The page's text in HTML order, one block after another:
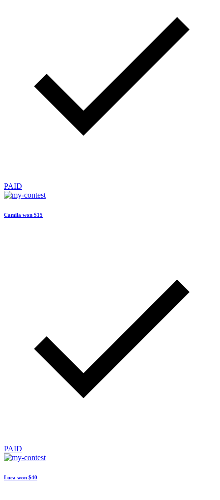
PAID
Camila won $15
PAID
Luca won $40